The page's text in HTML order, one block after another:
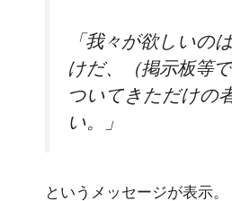
「我々が欲しいの
けだ、（掲示板等
ついてきただけの
い。」
というメッセージが表示。